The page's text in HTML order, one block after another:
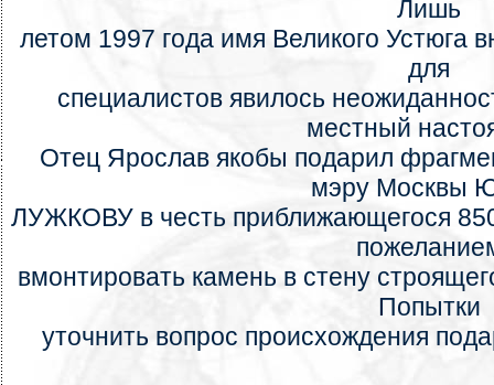
Лишь
летом 1997 года имя Великого Устюга
для
специалистов явилось
местный
Отец Ярослав якобы подарил
мэру Москвы
ЛУЖКОВУ в честь приближающегося
вмонтировать камень в стену
Попытки
уточнить вопрос происхождения